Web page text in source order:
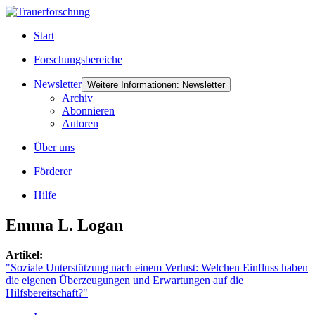
Start
Forschungsbereiche
Newsletter Weitere Informationen: Newsletter
Archiv
Abonnieren
Autoren
Über uns
Förderer
Hilfe
Emma L. Logan
Artikel:
"Soziale Unterstützung nach einem Verlust: Welchen Einfluss haben
die eigenen Überzeugungen und Erwartungen auf die
Hilfsbereitschaft?"